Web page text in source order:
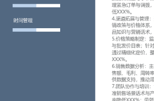
涵盖整车销售、售后服务、配件供应及金融
配件年销售额超过XXX万元，与多家保险公
汇报对象：部门总监
1.销售目标管理：负责公司年度配件销售目
客户类型分解到个人及渠道；每日跟踪销
整主推产品和促销策略，实现年度任务完成